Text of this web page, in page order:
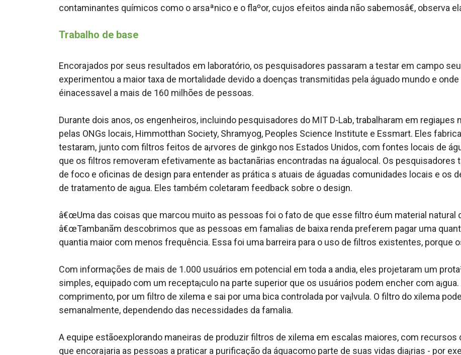
contaminantes químicos como o arsaªnico e o flaºor, cujos efeitos ainda não sabemosâ€, observa
Trabalho de base
Encorajados por seus resultados em laboratório, os pesquisadores passaram a testar em campo
experimentou a maior taxa de mortalidade devido a doenças transmitidas pela águado mundo e onde
éinacessa­vel a mais de 160 milhões de pessoas.
Durante dois anos, os engenheiros, incluindo pesquisadores do MIT D-Lab, trabalharam em
pelas ONGs locais, Himmotthan Society, Shramyog, Peoples Science Institute e Essmart. Eles
testaram, junto com filtros feitos de a¡rvores de ginkgo nos Estados Unidos, com fontes locais de
que os filtros removeram efetivamente as bactanãrias encontradas na águalocal. Os
de foco e oficinas de design para entender as prática s atuais de águadas comunidades locais e os
de tratamento de a¡gua. Eles também coletaram feedback sobre o design.
â€œUma das coisas que marcou muito as pessoas foi o fato de que esse filtro éum material natural
â€œTambanãm descobrimos que as pessoas em fama­lias de baixa renda preferem pagar uma
quantia maior com menos frequência. Essa foi uma barreira para o uso de filtros existentes, porque
Com informações de mais de 1.000 usuários em potencial em toda a andia, eles projetaram um
simples, equipado com um recepta¡culo na parte superior que os usuários podem encher com
comprimento, por um filtro de xilema e sai por uma bica controlada por va¡lvula. O filtro do xilema
semanalmente, dependendo das necessidades da fama­lia.
A equipe estãoexplorando maneiras de produzir filtros de xilema em escalas maiores, com
que encorajaria as pessoas a praticar a purificação da águacomo parte de suas vidas dia¡rias - por